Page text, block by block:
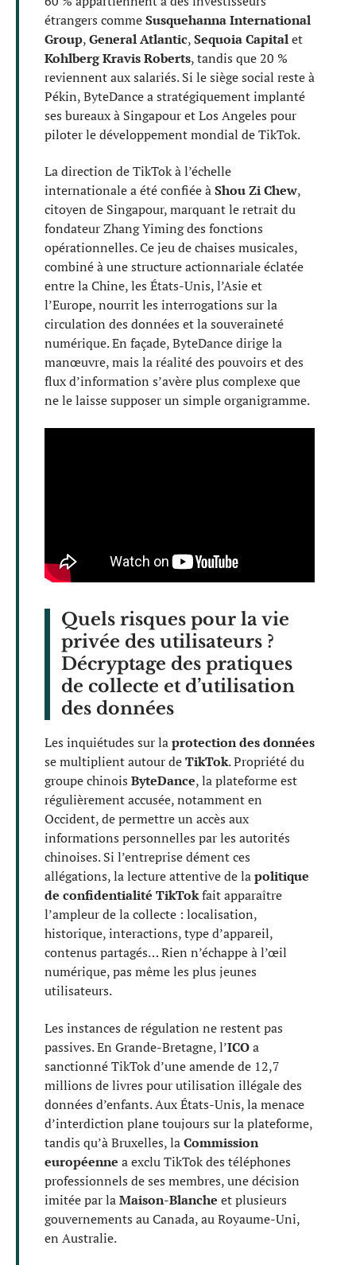
étrangers commeSusquehanna International
Group,General Atlantic,Sequoia Capitalet
Kohlberg Kravis Roberts, tandis que 20 %
reviennent aux salariés. Si le siège social reste à
Pékin, ByteDance a stratégiquement implanté
ses bureaux à Singapour et Los Angeles pour
piloter le développement mondial de TikTok.
La direction de TikTok à l’échelle
internationale a été confiée àShou Zi Chew,
citoyen de Singapour, marquant le retrait du
fondateur Zhang Yiming des fonctions
opérationnelles. Ce jeu de chaises musicales,
combiné à une structure actionnariale éclatée
entre la Chine, les États-Unis, l’Asie et
l’Europe, nourrit les interrogations sur la
circulation des données et la souveraineté
numérique. En façade, ByteDance dirige la
manœuvre, mais la réalité des pouvoirs et des
flux d’information s’avère plus complexe que
ne le laisse supposer un simple organigramme.
Quels risques pour la vie
privée des utilisateurs ?
Décryptage des pratiques
de collecte et d’utilisation
des données
Les inquiétudes sur laprotection des données
se multiplient autour deTikTok. Propriété du
groupe chinois ByteDance, la plateforme est
régulièrement accusée, notamment en
Occident, de permettre un accès aux
informations personnelles par les autorités
chinoises. Si l’entreprise dément ces
allégations, la lecture attentive de lapolitique
de confidentialité TikTokfait apparaître
l’ampleur de la collecte : localisation,
historique, interactions, type d’appareil,
contenus partagés… Rien n’échappe à l’œil
numérique, pas même les plus jeunes
utilisateurs.
Les instances de régulation ne restent pas
passives. En Grande-Bretagne, l’ICOa
sanctionné TikTok d’une amende de 12,7
millions de livres pour utilisation illégale des
données d’enfants. Aux États-Unis, la menace
d’interdiction plane toujours sur la plateforme,
tandis qu’à Bruxelles, laCommission
européenne a exclu TikTok des téléphones
professionnels de ses membres, une décision
imitée par laMaison-Blanche et plusieurs
gouvernements au Canada, au Royaume-Uni,
en Australie.